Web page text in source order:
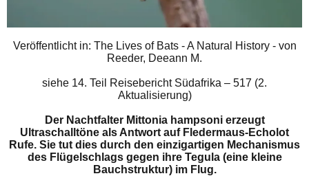
Veröffentlicht in: The Lives of Bats - A Natural History - von
Reeder, Deeann M.
siehe 14. Teil Reisebericht Südafrika – 517 (2.
Aktualisierung)
Der Nachtfalter Mittonia hampsoni erzeugt
Ultraschalltöne als Antwort auf Fledermaus-Echolot
Rufe. Sie tut dies durch den einzigartigen Mechanismus
des Flügelschlags gegen ihre Tegula (eine kleine
Bauchstruktur) im Flug.